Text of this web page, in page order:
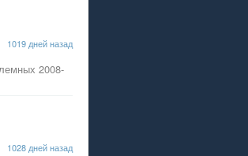
1019 дней назад
2008-
1028 дней назад